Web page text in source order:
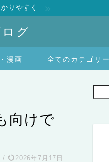
りやすく
グ
漫画 全てのカテゴリー
向けで
/ 2026年7月17日